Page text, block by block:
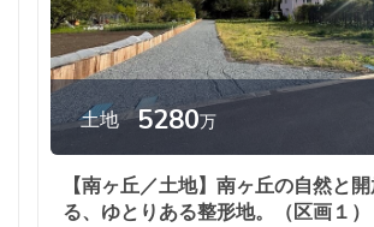
土地 5280万
【南ヶ丘／土地】南ヶ丘の自然と
る、ゆとりある整形地。（区画１）